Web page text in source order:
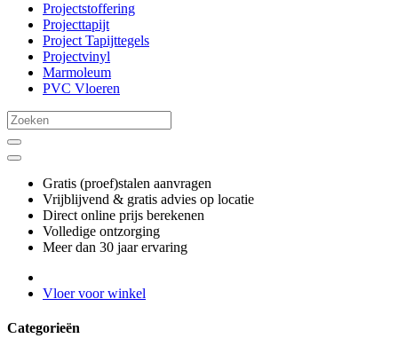
Projectstoffering
Projecttapijt
Project Tapijttegels
Projectvinyl
Marmoleum
PVC Vloeren
Gratis (proef)stalen aanvragen
Vrijblijvend & gratis advies op locatie
Direct online prijs berekenen
Volledige ontzorging
Meer dan 30 jaar ervaring
Vloer voor winkel
Categorieën